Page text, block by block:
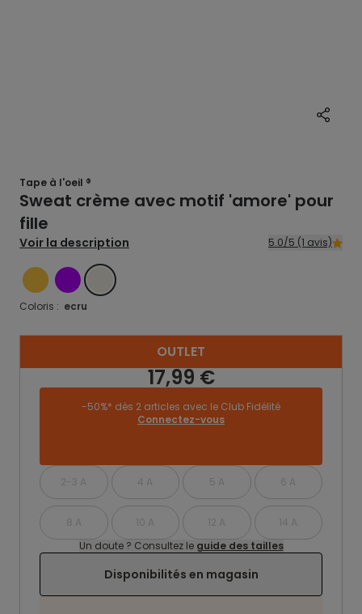
Tape à l'oeil ®
Sweat crème avec motif 'amore' pour
fille
Voir la description 5.0/5 (1 avis)
JAUNEVIOLETECRU
Coloris : ecru
OUTLET
17,99 €
-50%* dès 2 articles avec le Club Fidélité
Connectez-vous
2-3 A 4 A 5 A 6 A
8 A 10 A 12 A
14 A
Un doute ? Consultez le guide des tailles
Disponibilités en magasin